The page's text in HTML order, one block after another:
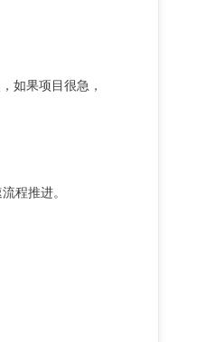
如果项目很急，
程推进。